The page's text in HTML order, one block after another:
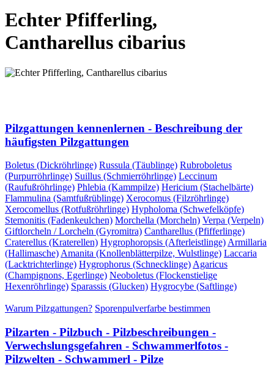
Echter Pfifferling,
Cantharellus cibarius
Pilzgattungen kennenlernen - Beschreibung der
häufigsten Pilzgattungen
Boletus (Dickröhrlinge) Russula (Täublinge) Rubroboletus
(Purpurröhrlinge) Suillus (Schmierröhrlinge) Leccinum
(Raufußröhrlinge) Phlebia (Kammpilze) Hericium (Stachelbärte)
Flammulina (Samtfußrüblinge) Xerocomus (Filzröhrlinge)
Xerocomellus (Rotfußröhrlinge) Hypholoma (Schwefelköpfe)
Stemonitis (Fadenkeulchen) Morchella (Morcheln) Verpa (Verpeln)
Giftlorcheln / Lorcheln (Gyromitra) Cantharellus (Pfifferlinge)
Craterellus (Kraterellen) Hygrophoropsis (Afterleistlinge) Armillaria
(Hallimasche) Amanita (Knollenblätterpilze, Wulstlinge) Laccaria
(Lacktrichterlinge) Hygrophorus (Schnecklinge) Agaricus
(Champignons, Egerlinge) Neoboletus (Flockenstielige
Hexenröhrlinge) Sparassis (Glucken) Hygrocybe (Saftlinge)
Warum Pilzgattungen? Sporenpulverfarbe bestimmen
Pilzarten - Pilzbuch - Pilzbeschreibungen -
Verwechslungsgefahren - Schwammerlfotos -
Pilzwelten - Schwammerl - Pilze